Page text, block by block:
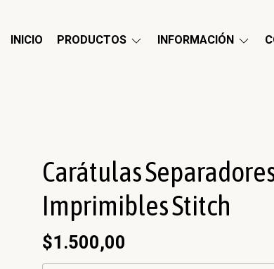
INICIO PRODUCTOS INFORMACIÓN
Carátulas
Imprimibles Stitch
$1.500,00